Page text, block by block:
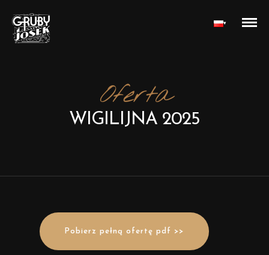
▾
Oferta
WIGILIJNA 2025
Pobierz pełną ofertę pdf >>